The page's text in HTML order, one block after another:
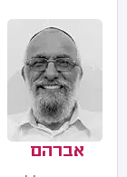
אברהם